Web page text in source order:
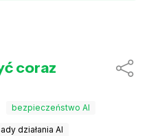
coraz
bezpieczeństwo AI
działania AI